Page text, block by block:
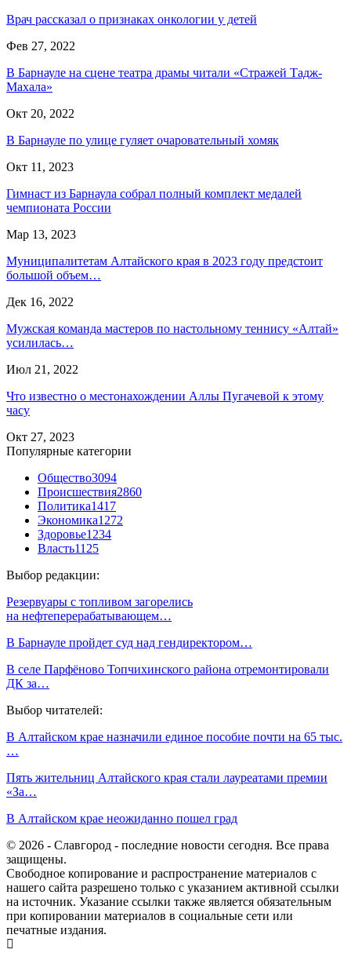
Врач рассказал о признаках онкологии у детей
Фев 27, 2022
В Барнауле на сцене театра драмы читали «Стражей Тадж-
Махала»
Окт 20, 2022
В Барнауле по улице гуляет очаровательный хомяк
Окт 11, 2023
Гимнаст из Барнаула собрал полный комплект медалей
чемпионата России
Мар 13, 2023
Муниципалитетам Алтайского края в 2023 году предстоит
большой объем…
Дек 16, 2022
Мужская команда мастеров по настольному теннису «Алтай»
усилилась…
Июл 21, 2022
Что известно о местонахождении Аллы Пугачевой к этому
часу
Окт 27, 2023
Популярные категории
Общество3094
Происшествия2860
Политика1417
Экономика1272
Здоровье1234
Власть1125
Выбор редакции:
Резервуары с топливом загорелись
на нефтеперерабатывающем…
В Барнауле пройдет суд над гендиректором…
В селе Парфёново Топчихинского района отремонтировали
ДК за…
Выбор читателей:
В Алтайском крае назначили единое пособие почти на 65 тыс.
…
Пять жительниц Алтайского края стали лауреатами премии
«За…
В Алтайском крае неожиданно пошел град
© 2026 - Славгород - последние новости сегодня. Все права
защищены.
Свободное копирование и распространение материалов с
нашего сайта разрешено только с указанием активной ссылки
на источник. Указание ссылки также является обязательным
при копировании материалов в социальные сети или
печатные издания.